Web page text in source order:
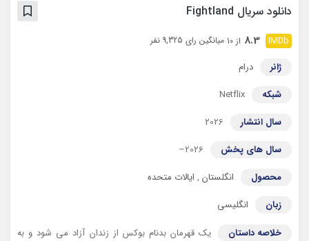
دانلود سریال Fightland
8.3 از 10 میانگین رای 9,325 نفر
ژانر
درام
شبکه
Netflix
سال انتشار
2026
سال های پخش
2026–
محصول
انگلستان , ایالات متحده
زبان
انگلیسی
خلاصه داستان
یک قهرمان بدنام بوکس از زندان آزاد می شود و به